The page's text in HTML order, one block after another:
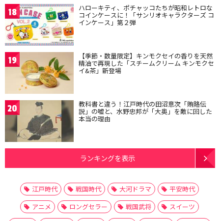
18 ハローキティ、ポチャッコたちが昭和レトロな
コインケースに！「サンリオキャラクターズ コ
インケース」第２弾
19 【季節・数量限定】キンモクセイの香りを天然
精油で再現した「スチームクリーム キンモクセ
イ&茶」新登場
20 教科書と違う！江戸時代の田沼意次「賄賂伝
説」の嘘と、水野忠邦が「大奥」を敵に回した
本当の理由
ランキングを表示
江戸時代 戦国時代 大河ドラマ
平安時代
アニメ
ロングセラー 戦国武将
スイーツ